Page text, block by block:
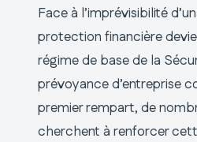
Face à l’imprévisibilité
protection financière
régime de base de la
prévoyance d’entreprise
premier rempart, de
cherchent à renforcer